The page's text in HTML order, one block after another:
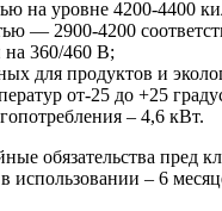
на уровне 4200-4400
— 2900-4200
на 360/460 B;
для продуктов и
от-25 до +25
– 4,6 кВт.
обязательства пред
использовании – 6